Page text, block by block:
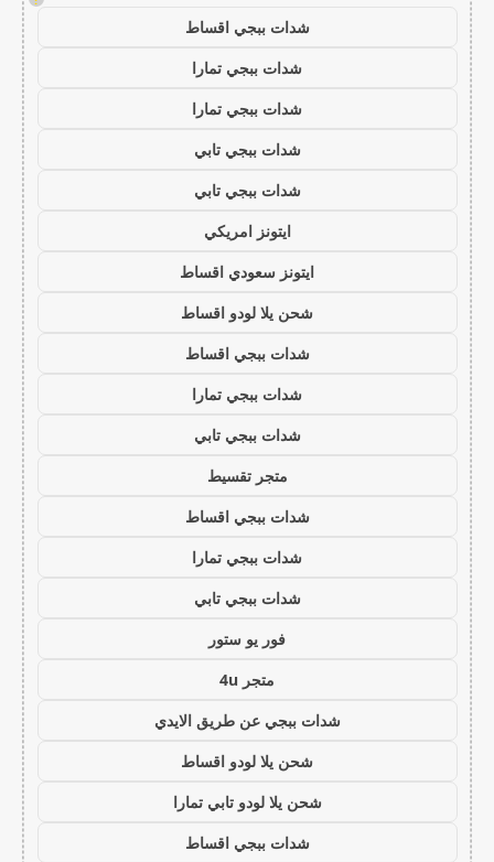
شدات ببجي اقساط
شدات ببجي تمارا
شدات ببجي تمارا
شدات ببجي تابي
شدات ببجي تابي
ايتونز امريكي
ايتونز سعودي اقساط
شحن يلا لودو اقساط
شدات ببجي اقساط
شدات ببجي تمارا
شدات ببجي تابي
متجر تقسيط
شدات ببجي اقساط
شدات ببجي تمارا
شدات ببجي تابي
فور يو ستور
متجر 4u
شدات ببجي عن طريق الايدي
شحن يلا لودو اقساط
شحن يلا لودو تابي تمارا
شدات ببجي اقساط